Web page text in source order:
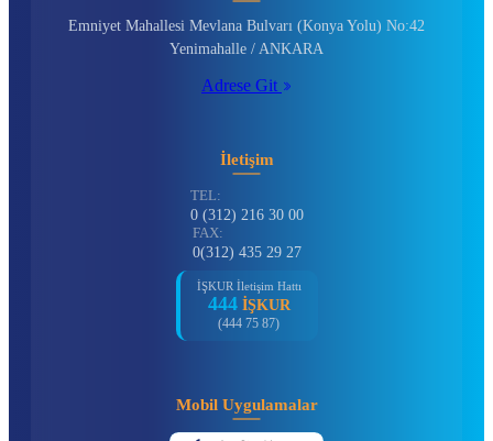
Emniyet Mahallesi Mevlana Bulvarı (Konya Yolu) No:42
Yenimahalle / ANKARA
Adrese Git
İletişim
TEL:
0 (312) 216 30 00
FAX:
0(312) 435 29 27
İŞKUR İletişim Hattı
444 İŞKUR
(444 75 87)
Mobil Uygulamalar